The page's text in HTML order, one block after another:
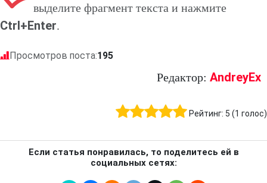
выделите фрагмент текста и нажмите
Ctrl+Enter.
Просмотров поста:195
Редактор: AndreyEx
Рейтинг: 5 (1 голос)
Если статья понравилась, то поделитесь ей в
социальных сетях: